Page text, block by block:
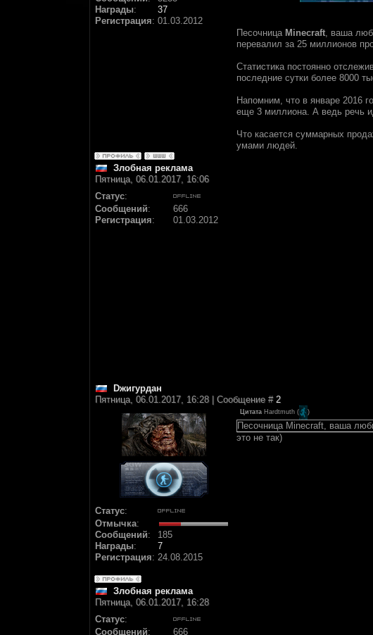
Награды:
37
Регистрация: 01.03.2012
Песочница Minecraft, ваша
перевалил за 25 миллионов
Статистика постоянно
последние сутки более 8000
Напомним, что в январе 2016
еще 3 миллиона. А ведь речь
Что касается суммарных
умами людей.
Злобная реклама
Пятница, 06.01.2017, 16:06
Статус:
Сообщений:
666
Регистрация: 01.03.2012
Dжигурдан
Пятница, 06.01.2017, 16:28 | Сообщение # 2
Статус:
Отмычка:
Сообщений:
185
Награды:
7
Регистрация: 24.08.2015
Цитата Hardtmuth ( )
Песочница Minecraft, ваша
это не так)
Злобная реклама
Пятница, 06.01.2017, 16:28
Статус:
Сообщений: 666